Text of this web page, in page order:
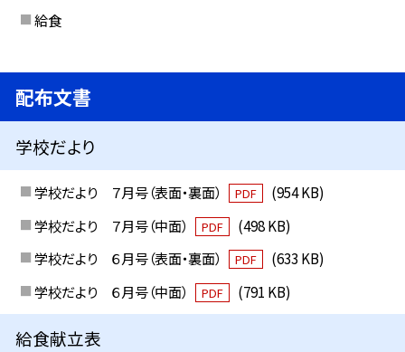
給食
配布文書
学校だより
学校だより ７月号（表面・裏面） PDF
(954 KB)
学校だより ７月号（中面）
PDF
(498 KB)
学校だより ６月号（表面・裏面）
PDF
(633 KB)
学校だより ６月号（中面）
PDF (791 KB)
給食献立表